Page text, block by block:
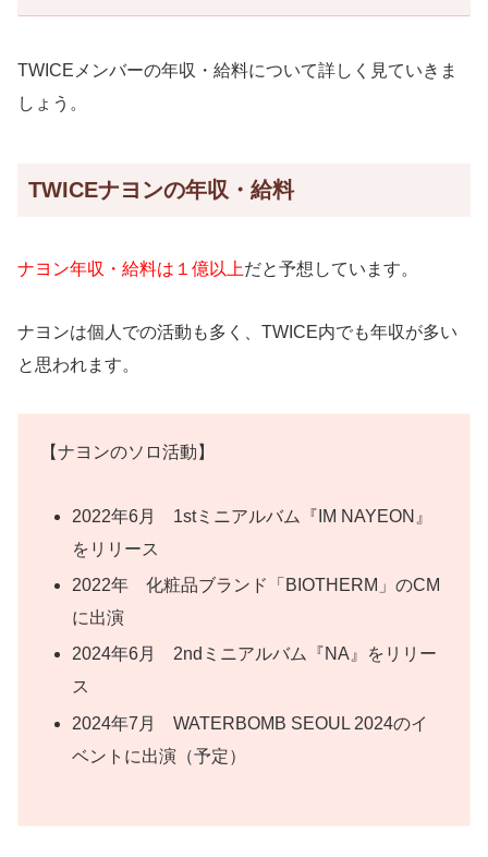
TWICEメンバーの年収・給料について詳しく見ていきま
しょう。
TWICEナヨンの年収・給料
ナヨン年収・給料は１億以上だと予想しています。
ナヨンは個人での活動も多く、TWICE内でも年収が多い
と思われます。
【ナヨンのソロ活動】
2022年6月 1stミニアルバム『IM NAYEON』
をリリース
2022年 化粧品ブランド「BIOTHERM」のCM
に出演
2024年6月 2ndミニアルバム『NA』をリリー
ス
2024年7月 WATERBOMB SEOUL 2024のイ
ベントに出演（予定）